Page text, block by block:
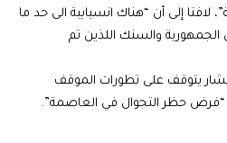
إلى أن “هناك انسيابية الى حد ما
والسنك اللذين تم
يتوقف على تطورات الموقف
“فرض حظر التجوال في العاصمة”.